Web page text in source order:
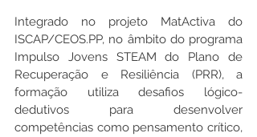
Integrado no projeto MatActiva do
ISCAP/CEOS.PP, no âmbito do programa
Impulso Jovens STEAM do Plano de
Recuperação e Resiliência (PRR), a
formação utiliza desafios lógico-
dedutivos para desenvolver
competências como pensamento crítico,